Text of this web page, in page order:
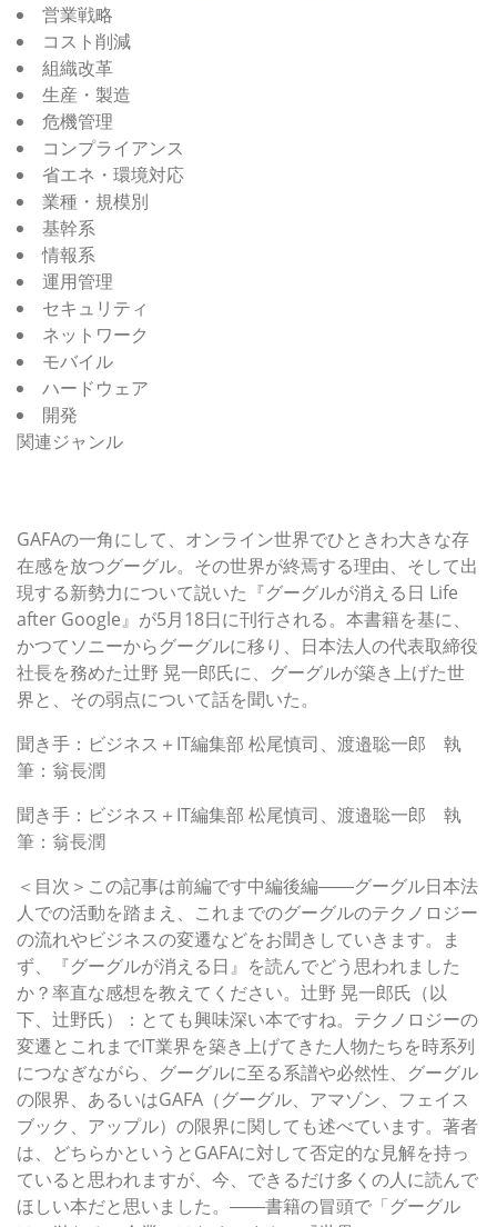
営業戦略
コスト削減
組織改革
生産・製造
危機管理
コンプライアンス
省エネ・環境対応
業種・規模別
基幹系
情報系
運用管理
セキュリティ
ネットワーク
モバイル
ハードウェア
開発
関連ジャンル
GAFAの一角にして、オンライン世界でひときわ大きな存
在感を放つグーグル。その世界が終焉する理由、そして出
現する新勢力について説いた『グーグルが消える日 Life
after Google』が5月18日に刊行される。本書籍を基に、
かつてソニーからグーグルに移り、日本法人の代表取締役
社長を務めた辻野 晃一郎氏に、グーグルが築き上げた世
界と、その弱点について話を聞いた。
聞き手：ビジネス＋IT編集部 松尾慎司、渡邉聡一郎 執
筆：翁長潤
聞き手：ビジネス＋IT編集部 松尾慎司、渡邉聡一郎 執
筆：翁長潤
＜目次＞この記事は前編です中編後編――グーグル日本法
人での活動を踏まえ、これまでのグーグルのテクノロジー
の流れやビジネスの変遷などをお聞きしていきます。ま
ず、『グーグルが消える日』を読んでどう思われました
か？率直な感想を教えてください。辻野 晃一郎氏（以
下、辻野氏）：とても興味深い本ですね。テクノロジーの
変遷とこれまでIT業界を築き上げてきた人物たちを時系列
につなぎながら、グーグルに至る系譜や必然性、グーグル
の限界、あるいはGAFA（グーグル、アマゾン、フェイス
ブック、アップル）の限界に関しても述べています。著者
は、どちらかというとGAFAに対して否定的な見解を持っ
ていると思われますが、今、できるだけ多くの人に読んで
ほしい本だと思いました。――書籍の冒頭で「グーグル